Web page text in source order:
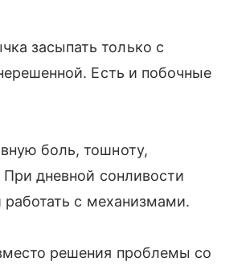
засыпать только с
Есть и побочные
боль, тошноту,
При дневной сонливости
работать с механизмами.
решения проблемы со